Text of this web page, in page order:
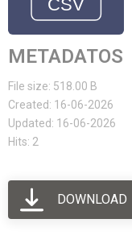
METADATOS
File size: 518.00 B
Created: 16-06-2026
Updated: 16-06-2026
Hits: 2
DOWNLOAD